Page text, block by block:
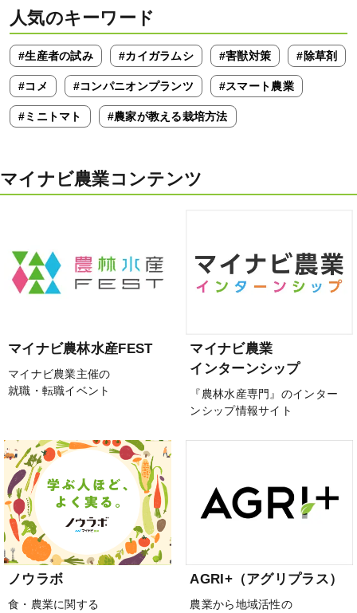
人気のキーワード
#生産者の試み #カイガラムシ #害獣対策 #除草剤
#コメ #コンパニオンプランツ #スマート農業
#ミニトマト #農家が教える栽培方法
マイナビ農業コンテンツ
マイナビ農林水産FEST
マイナビ農業主催の
就職・転職イベント
マイナビ農業
インターンシップ
『農林水産専門』のインター
ンシップ情報サイト
ノウラボ
食・農業に関する
AGRI+（アグリプラス）
農業から地域活性の